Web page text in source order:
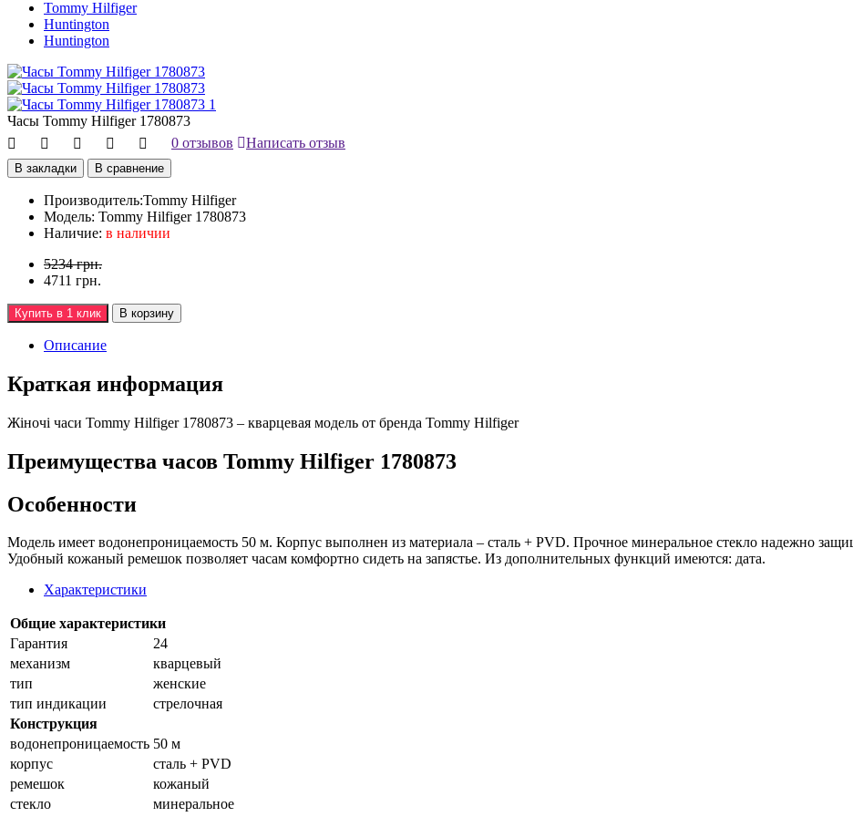
Tommy Hilfiger
Huntington
Huntington
Часы Tommy Hilfiger 1780873
0 отзывов
Написать отзыв
В закладки В сравнение
Производитель:Tommy Hilfiger
Модель: Tommy Hilfiger 1780873
Наличие: в наличии
5234 грн.
4711 грн.
Купить в 1 клик В корзину
Описание
Краткая информация
Жiночi часи Tommy Hilfiger 1780873 – кварцевая модель от бренда Tommy Hilfiger
Преимущества часов Tommy Hilfiger 1780873
Особенности
Модель имеет водонепроницаемость 50 м. Корпус выполнен из материала – сталь + PVD. Прочное минеральное стекло надежно
Удобный кожаный ремешок позволяет часам комфортно сидеть на запястье. Из дополнительных функций имеются: дата.
Характеристики
Общие характеристики
Гарантия
24
механизм
кварцевый
тип
женские
тип индикации
стрелочная
Конструкция
водонепроницаемость 50 м
корпус
сталь + PVD
ремешок
кожаный
стекло
минеральное